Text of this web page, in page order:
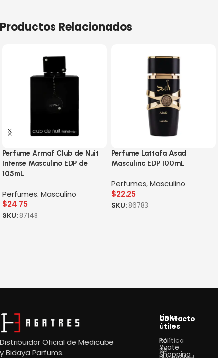
Productos Relacionados
Perfume Armaf Club de Nuit
Intense Masculino EDP de
105mL
Perfumes,Masculino
$24.75
SKU: 87148
Perfume Lattafa Asad
Masculino EDP 100mL
Perfumes,Masculino
$22.25
SKU: 86783
Distribuidor Oficial de Medicube
yBidaya Parfums.
Links
útiles
Política
de
Itá
Yvate
Shopping
Contacto